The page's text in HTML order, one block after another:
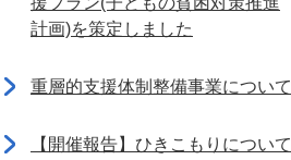
計画)を策定しました
重層的支援体制整備事業について
【開催報告】ひきこもりについて